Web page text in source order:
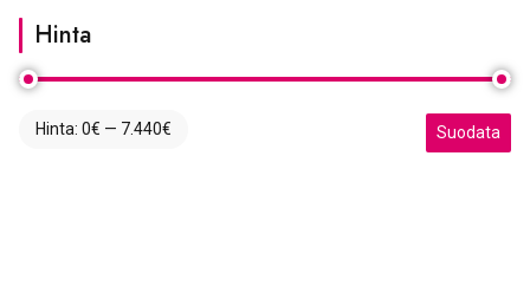
Hinta
Minimihinta
Suodata
Hinta: 0€ — 7.440€